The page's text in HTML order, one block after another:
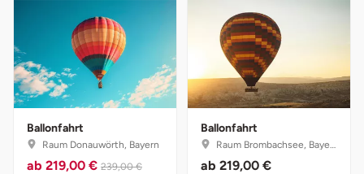
Ballonfahrt
Raum Donauwörth, Bayern
ab 219,00 € 239,00 €
Ballonfahrt
Raum Brombachsee, Bayern
ab 219,00 €